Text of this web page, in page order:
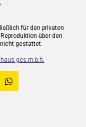
für den privaten
über den
gestattet.
ges.m.b.h.